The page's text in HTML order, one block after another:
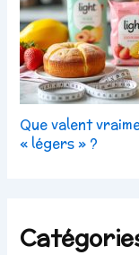
Que valent
« légers » ?